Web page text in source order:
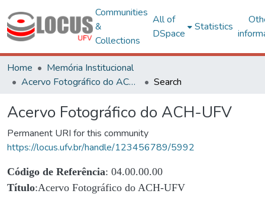
Communities
&
Collections
All of
DSpace
Statistics
Home
Memória Institucional
Acervo Fotográfico do ACH-UFV
Search
Acervo Fotográfico do ACH-UFV
Permanent URI for this community
https://locus.ufv.br/handle/123456789/5992
Código de Referência: 04.00.00.00
Título:Acervo Fotográfico do ACH-UFV